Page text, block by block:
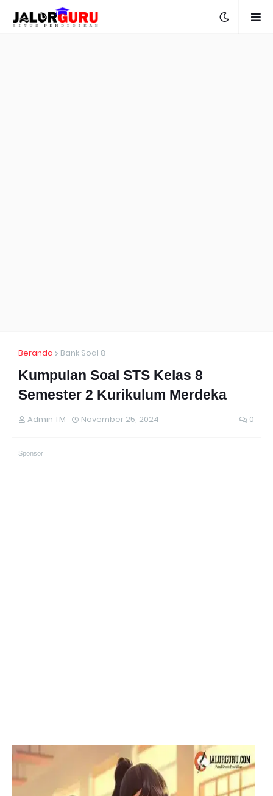
Beranda Bank Soal 8
Kumpulan Soal STS Kelas 8
Semester 2 Kurikulum Merdeka
Admin TM November 25, 2024 0
Sponsor